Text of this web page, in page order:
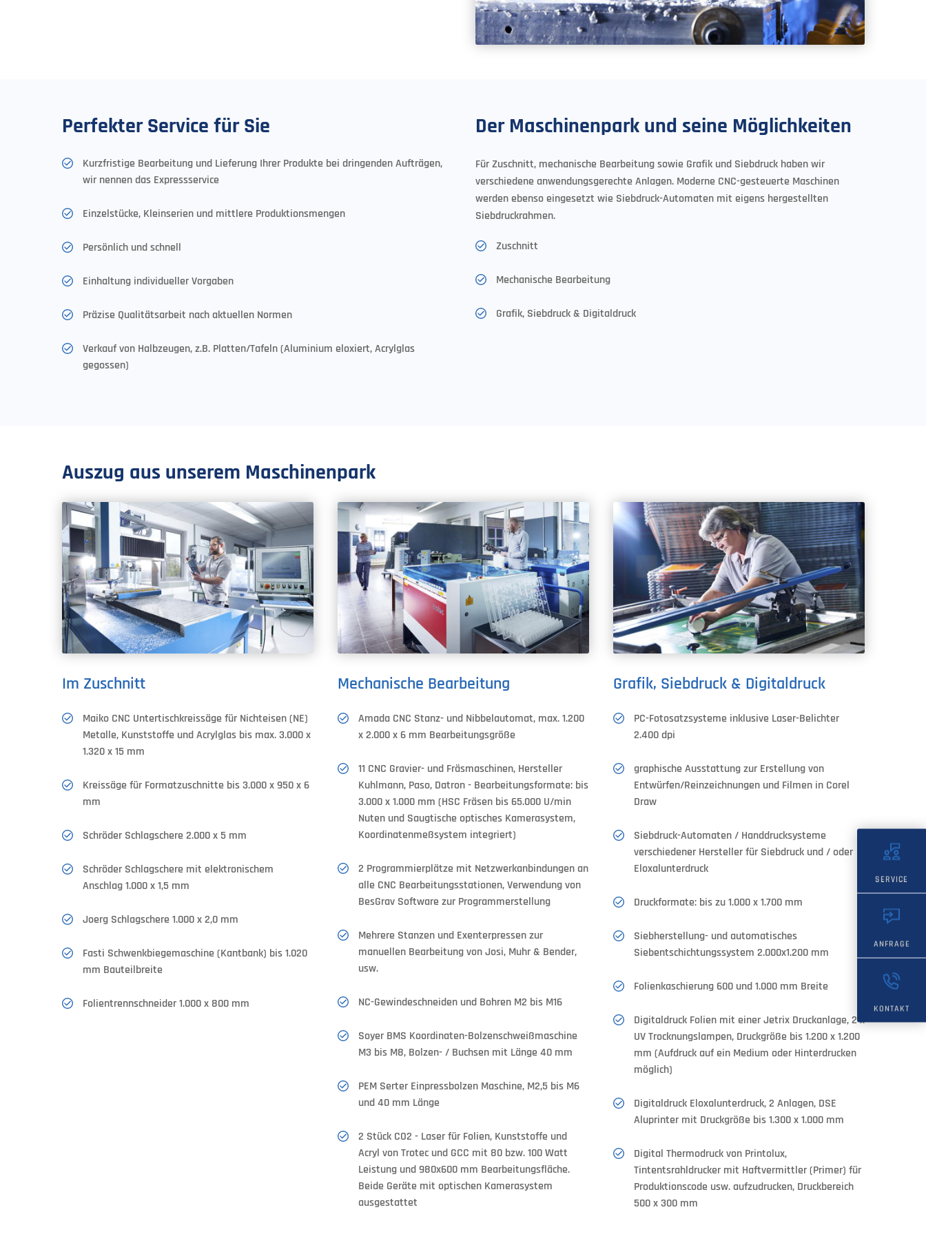
SERVICE
ANFRAGE
KONTAKT
Perfekter Service für Sie
Kurzfristige Bearbeitung und Lieferung Ihrer Produkte bei dringenden Aufträgen,
wir nennen das Expressservice
Einzelstücke, Kleinserien und mittlere Produktionsmengen
Persönlich und schnell
Einhaltung individueller Vorgaben
Präzise Qualitätsarbeit nach aktuellen Normen
Verkauf von Halbzeugen, z.B. Platten/Tafeln (Aluminium eloxiert, Acrylglas
gegossen)
Der Maschinenpark und seine Möglichkeiten
Für Zuschnitt, mechanische Bearbeitung sowie Grafik und Siebdruck haben wir
verschiedene anwendungsgerechte Anlagen. Moderne CNC-gesteuerte Maschinen
werden ebenso eingesetzt wie Siebdruck-Automaten mit eigens hergestellten
Siebdruckrahmen.
Zuschnitt
Mechanische Bearbeitung
Grafik, Siebdruck & Digitaldruck
Auszug aus unserem Maschinenpark
Im Zuschnitt
Maiko CNC Untertischkreissäge für Nichteisen (NE)
Metalle, Kunststoffe und Acrylglas bis max. 3.000 x
1.320 x 15 mm
Kreissäge für Formatzuschnitte bis 3.000 x 950 x 6
mm
Schröder Schlagschere 2.000 x 5 mm
Schröder Schlagschere mit elektronischem
Anschlag 1.000 x 1,5 mm
Joerg Schlagschere 1.000 x 2,0 mm
Fasti Schwenkbiegemaschine (Kantbank) bis 1.020
mm Bauteilbreite
Folientrennschneider 1.000 x 800 mm
Mechanische Bearbeitung
Amada CNC Stanz- und Nibbelautomat, max. 1.200
x 2.000 x 6 mm Bearbeitungsgröße
11 CNC Gravier- und Fräsmaschinen, Hersteller
Kuhlmann, Paso, Datron - Bearbeitungsformate: bis
3.000 x 1.000 mm (HSC Fräsen bis 65.000 U/min
Nuten und Saugtische optisches Kamerasystem,
Koordinatenmeßsystem integriert)
2 Programmierplätze mit Netzwerkanbindungen an
alle CNC Bearbeitungsstationen, Verwendung von
BesGrav Software zur Programmerstellung
Mehrere Stanzen und Exenterpressen zur
manuellen Bearbeitung von Josi, Muhr & Bender,
usw.
NC-Gewindeschneiden und Bohren M2 bis M16
Soyer BMS Koordinaten-Bolzenschweißmaschine
M3 bis M8, Bolzen- / Buchsen mit Länge 40 mm
PEM Serter Einpressbolzen Maschine, M2,5 bis M6
und 40 mm Länge
2 Stück CO2 - Laser für Folien, Kunststoffe und
Acryl von Trotec und GCC mit 80 bzw. 100 Watt
Leistung und 980x600 mm Bearbeitungsfläche.
Beide Geräte mit optischen Kamerasystem
ausgestattet
Grafik, Siebdruck & Digitaldruck
PC-Fotosatzsysteme inklusive Laser-Belichter
2.400 dpi
graphische Ausstattung zur Erstellung von
Entwürfen/Reinzeichnungen und Filmen in Corel
Draw
Siebdruck-Automaten / Handdrucksysteme
verschiedener Hersteller für Siebdruck und / oder
Eloxalunterdruck
Druckformate: bis zu 1.000 x 1.700 mm
Siebherstellung- und automatisches
Siebentschichtungssystem 2.000x1.200 mm
Folienkaschierung 600 und 1.000 mm Breite
Digitaldruck Folien mit einer Jetrix Druckanlage, 2 x
UV Trocknungslampen, Druckgröße bis 1.200 x 1.200
mm (Aufdruck auf ein Medium oder Hinterdrucken
möglich)
Digitaldruck Eloxalunterdruck, 2 Anlagen, DSE
Aluprinter mit Druckgröße bis 1.300 x 1.000 mm
Digital Thermodruck von Printolux,
Tintentsrahldrucker mit Haftvermittler (Primer) für
Produktionscode usw. aufzudrucken, Druckbereich
500 x 300 mm